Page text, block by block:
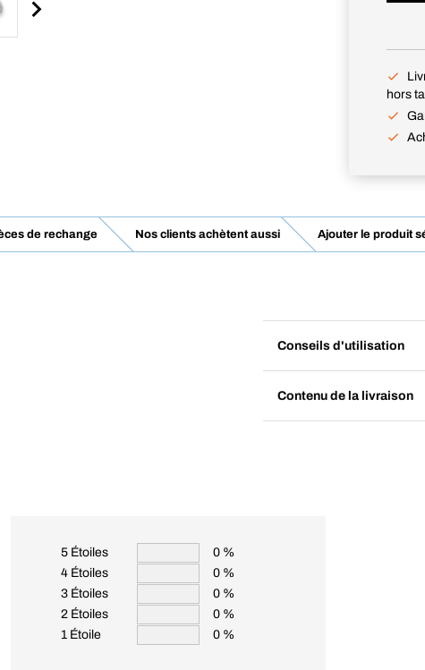
hors
de rechange Nos clients achètent aussi Ajouter le produit
Conseils d'utilisation
Contenu de la livraison
5 Étoiles
0 %
4 Étoiles
0 %
3 Étoiles
0 %
2 Étoiles
0 %
1 Étoile
0 %